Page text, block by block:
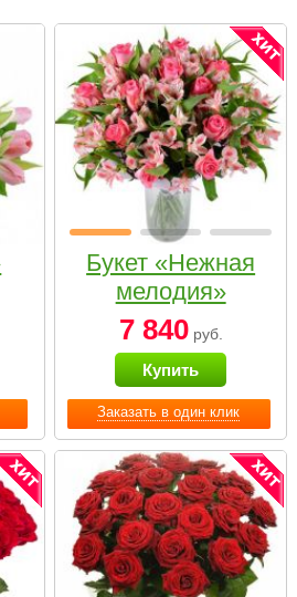
Заказать в один клик
Букет «Нежная
мелодия»
7 840руб.
Купить